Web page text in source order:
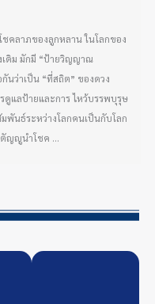
ลาภของลูกหลาน ในโลกของ
เดิม มักมี “ป้ายวิญญาณ
นว่าเป็น “ที่สถิต” ของดวง
แลป้ายและการ ไหว้บรรพบุรุษ
พันธ์ระหว่างโลกคนเป็นกับโลก
ตัญญูนำโชค ...